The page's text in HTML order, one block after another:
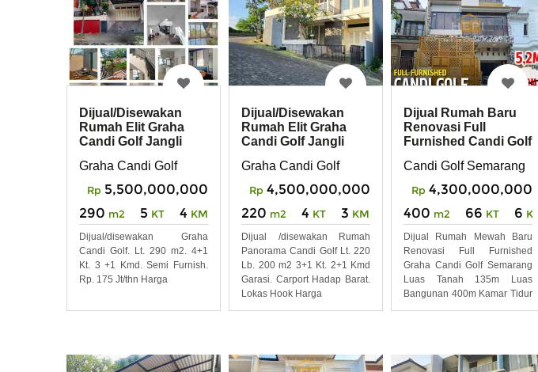
Dijual/Disewakan
Rumah Elit Graha
Candi Golf Jangli
Graha Candi Golf
Rp 5,500,000,000
290 m2 5 KT 4 KM
Dijual/disewakan Graha
Candi Golf. Lt. 290 m2. 4+1
Kt. 3 +1 Kmd. Semi Furnish.
Rp. 175 Jt/thn Harga
Dijual/Disewakan
Rumah Elit Graha
Candi Golf Jangli
Graha Candi Golf
Rp 4,500,000,000
220 m2 4 KT 3 KM
Dijual /disewakan Rumah
Panorama Candi Golf Lt. 220
Lb. 200 m2 3+1 Kt. 2+1 Kmd
Garasi. Carport Hadap Barat.
Lokas Hook Harga
Dijual Rumah Baru
Renovasi Full
Furnished Candi Golf
Candi Golf Semarang
Rp 4,300,000,000
400 m2 66 KT 6 KM
Dijual Rumah Mewah Baru
Renovasi Full Furnished
Graha Candi Golf Semarang
Luas Tanah 135m Luas
Bangunan 400m Kamar Tidur